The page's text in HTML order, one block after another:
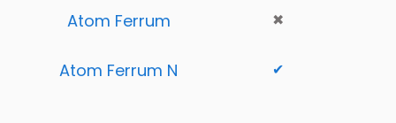
Atom Ferrum ✖
Atom Ferrum N ✔